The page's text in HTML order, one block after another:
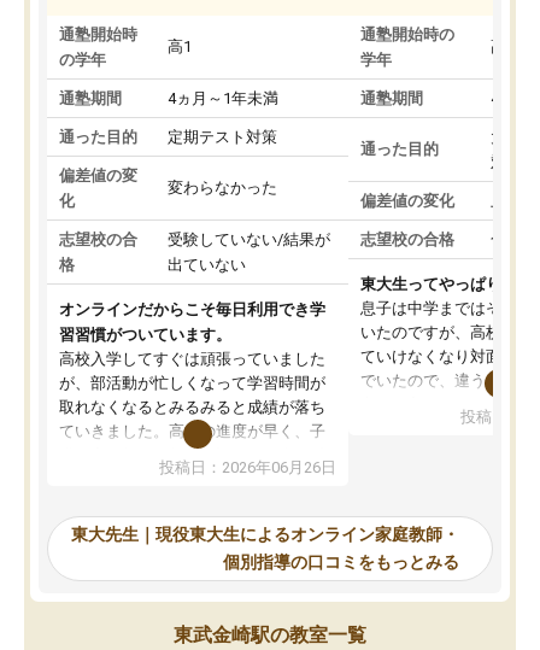
通塾開始時
の学年
高1
通塾期間 4ヵ月～1年未満
通った目的 定期テスト対策
偏差値の変
化
変わらなかった
志望校の合
格
受験していない/結果が
出ていない
オンラインだからこそ毎日利用でき学
習習慣がついています。
高校入学してすぐは頑張っていました
が、部活動が忙しくなって学習時間が
取れなくなるとみるみると成績が落ち
ていきました。高校の進度が早く、子
供も家に帰って勉強の話すると嫌な反
応を示します。東大先生にお願いして
れるので、親としても安心です。毎日
使える自習室とかもあり、わからない
ところがあれば先生が回答してくれる
のも重宝しています。
投稿日：2026年06月26日
通塾開始時の
学年
高3
通塾期間 4ヵ月
通った目的
大学
対策
偏差値の変化
志望校の合格 合格
東大生ってやっぱりすご
息子は中学まではそこそ
いたのですが、高校に入
ていけなくなり対面の塾
でいたので、違うアプロ
で、当初は模試でD判定
自習室が毎日使えていつ
るのが心強かったよう
謝です。
投稿日：
東大先生｜現役東大生によるオンライン家庭教師・
個別指導の口コミをもっとみる
東武金崎駅の教室一覧